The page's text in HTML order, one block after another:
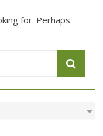
for. Perhaps